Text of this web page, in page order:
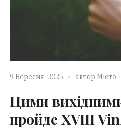
9 Вересня, 2025 автор Місто
Цими
пройде XVIII